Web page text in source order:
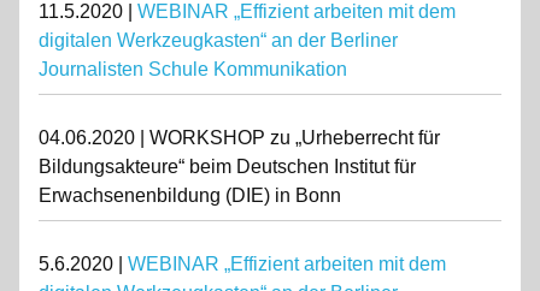
11.5.2020 | WEBINAR „Effizient arbeiten mit dem
digitalen Werkzeugkasten“ an der Berliner
Journalisten Schule Kommunikation
04.06.2020 | WORKSHOP zu „Urheberrecht für
Bildungsakteure“ beim Deutschen Institut für
Erwachsenenbildung (DIE) in Bonn
5.6.2020 | WEBINAR „Effizient arbeiten mit dem